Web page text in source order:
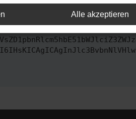
Alle akzeptieren